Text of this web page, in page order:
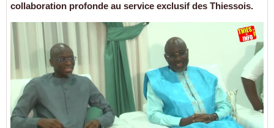
collaboration profonde au service exclusif des Thiessois.